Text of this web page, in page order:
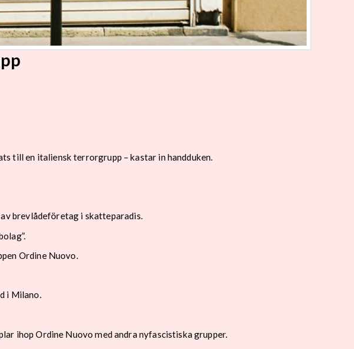
till en italiensk terrorgrupp – kastar in handduken.
brevlådeföretag i skatteparadis.
Ordine Nuovo.
i Milano.
ihop Ordine Nuovo med andra nyfascistiska grupper.